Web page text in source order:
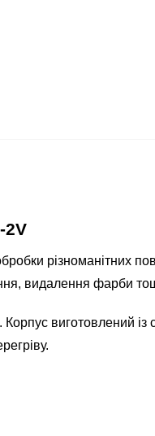
2V
різноманітних
видалення фарби
виготовлений із